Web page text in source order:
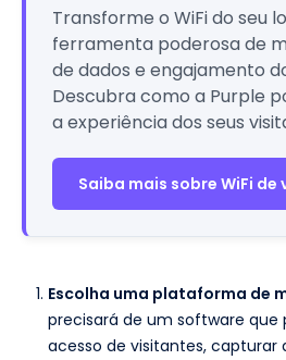
Transforme o WiFi do seu
ferramenta poderosa de
de dados e engajamento
Descubra como a Purple
a experiência dos seus
Saiba mais sobre WiFi
Escolha uma plataforma de
precisará de um software que
acesso de visitantes, capturar